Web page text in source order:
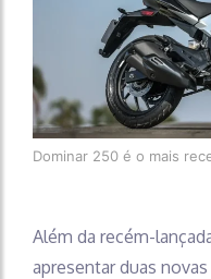
Dominar 250 é o mais
Além da recém-
apresentar duas